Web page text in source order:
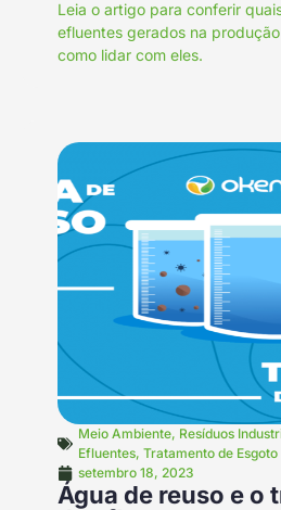
Leia o artigo para conferir
efluentes gerados na
como lidar com eles.
Meio Ambiente, Resíduos
Efluentes, Tratamento de Esgoto
setembro 18, 2023
Água de reuso e o